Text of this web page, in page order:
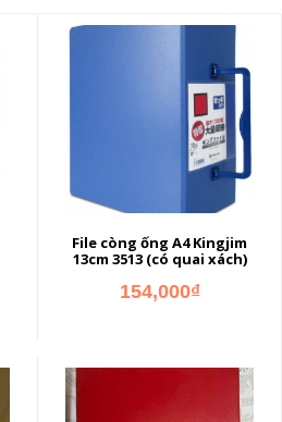
File còng ống A4 Kingjim
13cm 3513 (có quai xách)
154,000₫